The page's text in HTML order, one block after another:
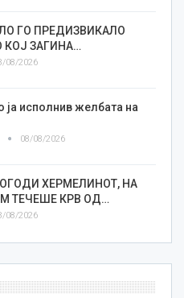
ГО ПРЕДИЗВИКАЛО
КОЈ ЗАГИНА…
08/2026
ја исполнив желбата на
08/08/2026
ХЕРМЕЛИНОТ, НА
ТЕЧЕШЕ КРВ ОД…
08/2026